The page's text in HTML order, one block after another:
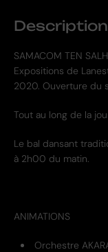
Description
SAMACOM TEN
Expositions de
2020. Ouverture du
Tout au long de la
Le bal dansant
à 2h00 du matin.
ANIMATIONS
Orchestre